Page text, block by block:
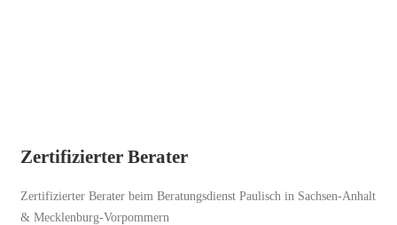
Zertifizierter Berater
Zertifizierter Berater beim Beratungsdienst Paulisch in Sachsen-Anhalt
& Mecklenburg-Vorpommern